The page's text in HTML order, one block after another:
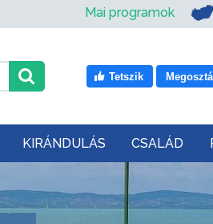
Mai programok
Tetszik
KIRÁNDULÁS CSALÁD